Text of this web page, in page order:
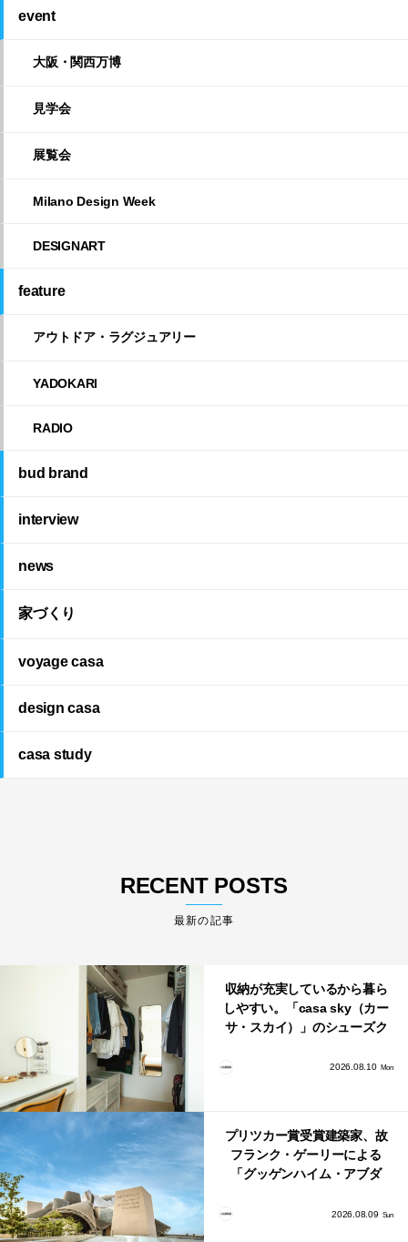
event
大阪・関西万博
見学会
展覧会
Milano Design Week
DESIGNART
feature
アウトドア・ラグジュアリー
YADOKARI
RADIO
bud brand
interview
news
家づくり
voyage casa
design casa
casa study
RECENT POSTS
最新の記事
収納が充実しているから暮ら
しやすい。「casa sky（カー
サ・スカイ）」のシューズク
ゼット活用術2026.08.10 Mon
プリツカー賞受賞建築家、故
フランク・ゲーリーによる
「グッゲンハイム・アブダ
2026.08.09 Sun